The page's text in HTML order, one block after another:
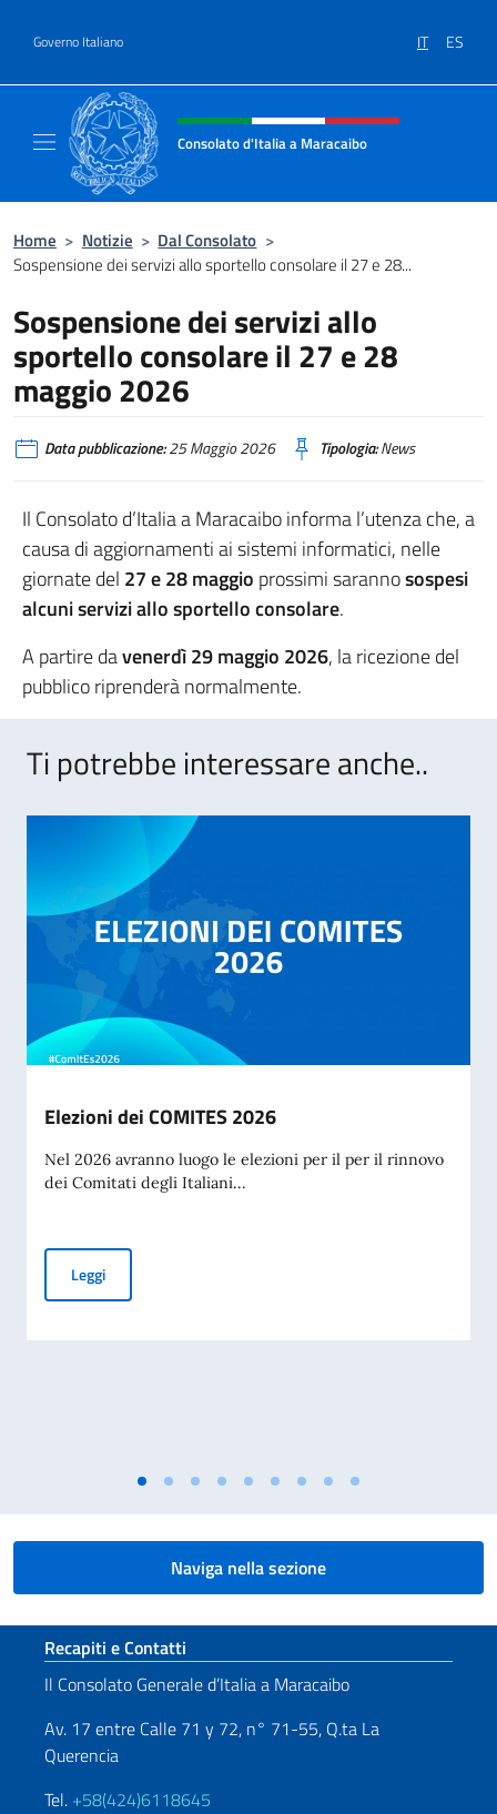
Governo Italiano IT ES
Intestazione sito, social e menù
Consolato d'Italia a Maracaibo
Home > Notizie > Dal Consolato >
Sospensione dei servizi allo sportello consolare il 27 e 28...
Sospensione dei servizi allo
sportello consolare il 27 e 28
maggio 2026
Data pubblicazione:25 Maggio 2026 Tipologia:News
Il Consolato d’Italia a Maracaibo informa l’utenza che, a
causa di aggiornamenti ai sistemi informatici, nelle
giornate del 27 e 28 maggio prossimi sarannosospesi
alcuni servizi allo sportello consolare.
A partire davenerdì 29 maggio 2026, la ricezione del
pubblico riprenderà normalmente.
Ti potrebbe interessare anche..
Elezioni dei COMITES 2026
Nel 2026 avranno luogo le elezioni per il per il rinnovo
dei Comitati degli Italiani...
LeggiElezioni dei COMITES 2026
Naviga nella sezione
Sezione footer
Recapiti e Contatti
Il Consolato Generale d’Italia a Maracaibo
Av. 17 entre Calle 71 y 72, n° 71-55, Q.ta La
Querencia
Tel. +58(424)6118645